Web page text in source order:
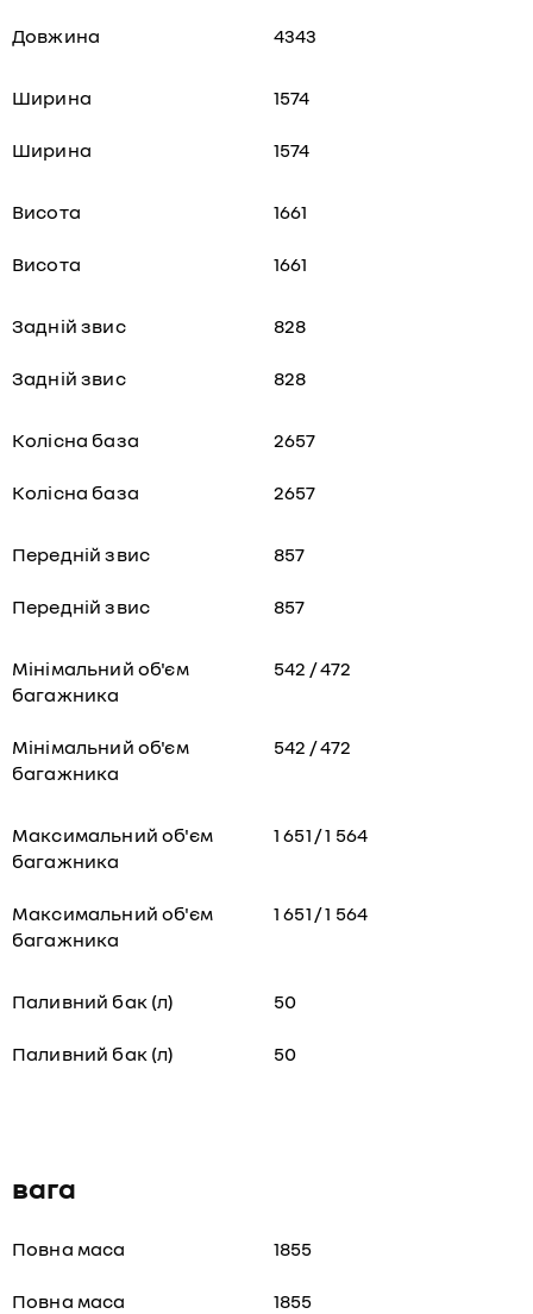
Довжина 4343
Ширина 1574
Ширина 1574
Висота 1661
Висота 1661
Задній звис 828
Задній звис 828
Колісна база 2657
Колісна база 2657
Передній звис 857
Передній звис 857
Мінімальний об'єм
багажника
542 / 472
Мінімальний об'єм
багажника
542 / 472
Максимальний об'єм
багажника
1 651 / 1 564
Максимальний об'єм
багажника
1 651 / 1 564
Паливний бак (л) 50
Паливний бак (л) 50
вага
Повна маса 1855
Повна маса 1855